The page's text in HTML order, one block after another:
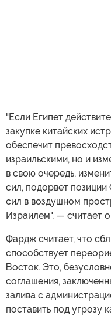
"Если Египет
закупке китайских
обеспечит
израильскими, но и
в свою очередь,
сил, подорвет
сил в воздушном
Израилем", — считает
Фардж считает, что
способствует
Восток. Это,
соглашения,
залива с
поставить под угрозу